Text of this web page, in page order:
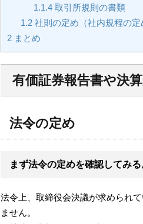
1.1.4 取引所規則の書類
1.2社則の定め（社内規程の定
2 まとめ
有価証券報告書や決
法令の定め
まず法令の定めを確認してみる
法令上、取締役会決議が求められ
ません。